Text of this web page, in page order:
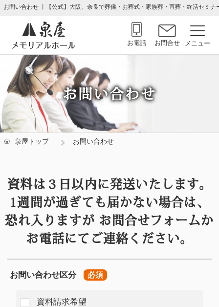
お問い合わせ 丨【公式】大阪、奈良で葬儀・お葬式・家族葬・直葬・終活セミ
お電話 お問合せ
お問い合わせ
泉屋トップ お問い合わせ
資料は３日以内に発送いたします。
1週間が過ぎても届かない場合は、
恐れ入りますが お問合せフォームか
お電話にてご連絡ください。
お問い合わせ区分 必須
資料請求希望